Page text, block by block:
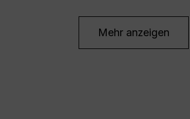
Mehr anzeigen